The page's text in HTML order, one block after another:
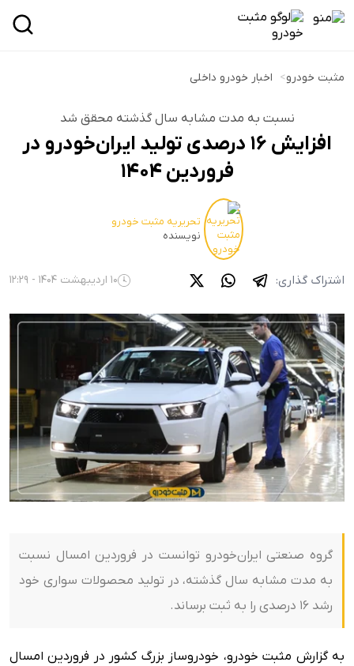
مثبت خودرو> اخبار خودرو داخلی
نسبت به مدت مشابه سال گذشته محقق شد
افزایش ۱۶ درصدی تولید ایران‌خودرو در
فروردین ۱۴۰۴
تحریریه مثبت خودرو
نویسنده
اشتراک گذاری: 10 اردیبهشت 1404 - 12:29
گروه صنعتی ایران‌خودرو توانست در فروردین امسال نسبت
به مدت مشابه سال گذشته، در تولید محصولات سواری خود
رشد ۱۶ درصدی را به ثبت برساند.
به گزارش مثبت خودرو، خودروساز بزرگ کشور در فروردین امسال